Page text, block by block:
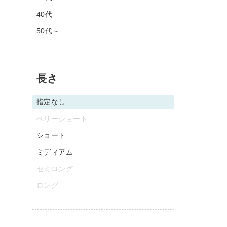
40代
50代～
長さ
指定なし
ベリーショート
ショート
ミディアム
セミロング
ロング